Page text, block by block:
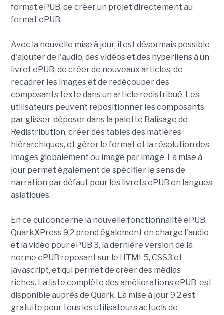
format ePUB, de créer un projet directement au
format ePUB.
Avec la nouvelle mise à jour, il est désormais possible
d'ajouter de l'audio, des vidéos et des hyperliens à un
livret ePUB, de créer de nouveaux articles, de
recadrer les images et de redécouper des
composants texte dans un article redistribué. Les
utilisateurs peuvent repositionner les composants
par glisser-déposer dans la palette Balisage de
Redistribution, créer des tables des matières
hiérarchiques, et gérer le format et la résolution des
images globalement ou image par image. La mise à
jour permet également de spécifier le sens de
narration par défaut pour les livrets ePUB en langues
asiatiques.
En ce qui concerne la nouvelle fonctionnalité ePUB,
QuarkXPress 9.2 prend également en charge l'audio
et la vidéo pour ePUB 3, la dernière version de la
norme ePUB reposant sur le HTML5, CSS3 et
javascript, et qui permet de créer des médias
riches. La liste complète des améliorations ePUB est
disponible auprès de Quark. La mise à jour 9.2 est
gratuite pour tous les utilisateurs actuels de